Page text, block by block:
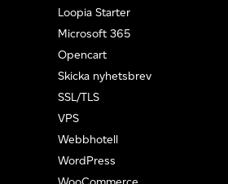
Loopia Starter
Microsoft 365
Opencart
Skicka nyhetsbrev
SSL/TLS
VPS
Webbhotell
WordPress